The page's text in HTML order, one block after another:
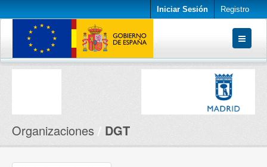
Iniciar Sesión Registro
Conjuntos de datos
Organizaciones DGT